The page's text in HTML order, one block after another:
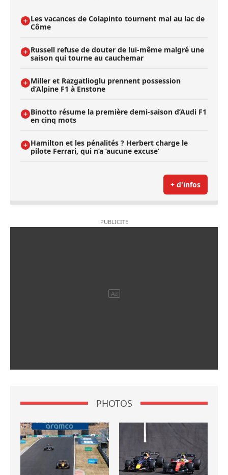
Les vacances de Colapinto tournent mal au lac de
Côme
Russell refuse de douter de lui-même malgré une
saison qui tourne au cauchemar
Miller et Razgatlioglu prennent possession
d’Alpine F1 à Enstone
Binotto résume la première demi-saison d’Audi F1
en cinq mots
Hamilton et les pénalités ? Herbert charge le
pilote Ferrari, qui n’a ’aucune excuse’
+ d'infos
PHOTOS